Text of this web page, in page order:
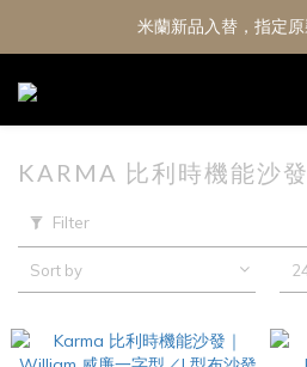
米蘭新品入替，指定
KARMA 比利時機能沙發
Filter
Sort by